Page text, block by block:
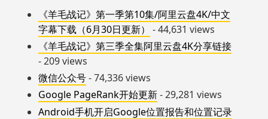
《羊毛战记》第一季第10集/阿里云盘4K/中文
字幕下载（6月30日更新）
- 44,631 views
《羊毛战记》第三季全集阿里云盘4K分享链接
- 209 views
微信公众号- 74,336 views
Google PageRank开始更新- 29,281 views
Android手机开启Google位置报告和位置记录